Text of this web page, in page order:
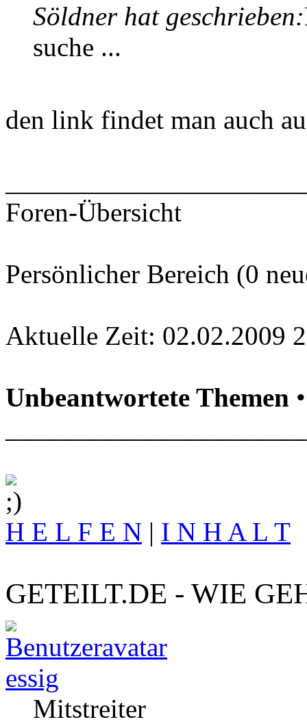
Söldner hat geschrieben:
suche ...
den link findet man auch
Foren-Übersicht
Persönlicher Bereich (0
Aktuelle Zeit: 02.02.2009
Unbeantwortete Themen
H E L F E N | I N H A L T
GETEILT.DE - WIE
essig
Mitstreiter